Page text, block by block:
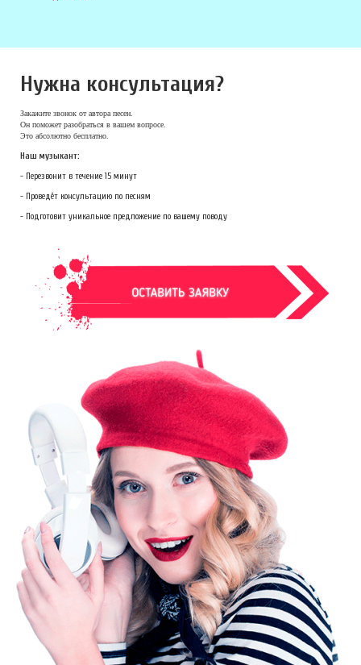
Нужна консультация?
Закажите звонок от автора песен.
Он поможет разобраться в вашем вопросе.
Это абсолютно бесплатно.
Наш музыкант:
- Перезвонит в течение 15 минут
- Проведёт консультацию по песням
- Подготовит уникальное предложение по вашему поводу